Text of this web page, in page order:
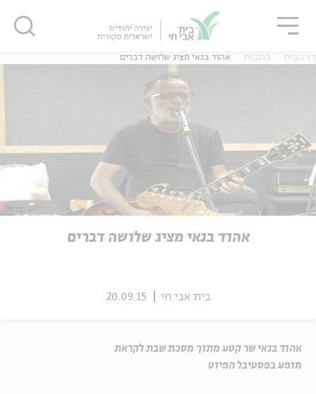
אנגלית
דף הבית כתבות אהוד בנאי מציג שלושה דברים
אהוד בנאי מציג שלושה דברים
בית אבי חי 20.09.15
אהוד בנאי שר קטע מתוך מסכת שבת לקראת
מופע בפסטיבל הפיוט
סגור